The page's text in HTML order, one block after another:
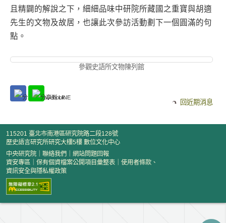
且精闢的解說之下，細細品味中研院所藏國之重寶與胡適
先生的文物及故居，也讓此次參訪活動劃下一個圓滿的句
點。
參觀史語所文物陳列館
回近期消息
115201 臺北市南港區研究院路二段128號
歷史語言研究所研究大樓5樓 數位文化中心
中央研究院
聯絡我們
網站問題回報
資安專區
保有個資檔案公開項目彙整表
使用者條款、
資訊安全與隱私權政策